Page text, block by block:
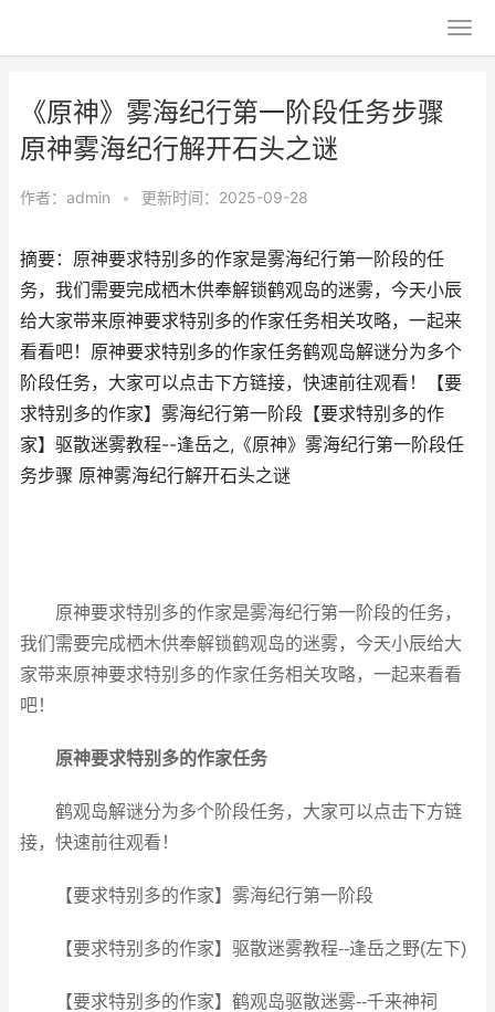
《原神》雾海纪行第一阶段任务步骤
原神雾海纪行解开石头之谜
作者： admin • 更新时间：2025-09-28
摘要：原神要求特别多的作家是雾海纪行第一阶段的任
务，我们需要完成栖木供奉解锁鹤观岛的迷雾，今天小辰
给大家带来原神要求特别多的作家任务相关攻略，一起来
看看吧！原神要求特别多的作家任务鹤观岛解谜分为多个
阶段任务，大家可以点击下方链接，快速前往观看！【要
求特别多的作家】雾海纪行第一阶段【要求特别多的作
家】驱散迷雾教程--逢岳之,《原神》雾海纪行第一阶段任
务步骤 原神雾海纪行解开石头之谜
原神要求特别多的作家是雾海纪行第一阶段的任务，
我们需要完成栖木供奉解锁鹤观岛的迷雾，今天小辰给大
家带来原神要求特别多的作家任务相关攻略，一起来看看
吧！
原神要求特别多的作家任务
鹤观岛解谜分为多个阶段任务，大家可以点击下方链
接，快速前往观看！
【要求特别多的作家】雾海纪行第一阶段
【要求特别多的作家】驱散迷雾教程--逢岳之野(左下)
【要求特别多的作家】鹤观岛驱散迷雾--千来神祠